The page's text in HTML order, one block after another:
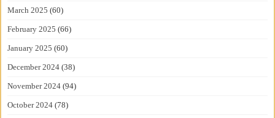
March 2025 (60)
February 2025 (66)
January 2025 (60)
December 2024 (38)
November 2024 (94)
October 2024 (78)